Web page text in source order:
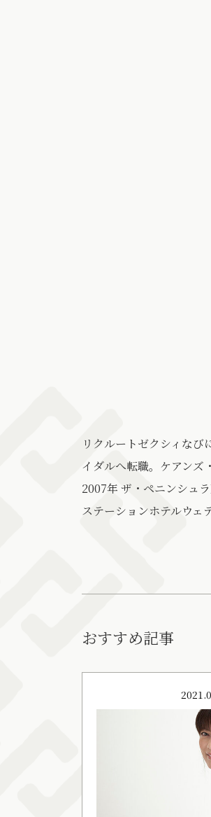
リクルートゼクシィな
イダルへ転職。ケアンズ
2007年 ザ・ペニンシュ
ステーションホテルウェ
おすすめ記事